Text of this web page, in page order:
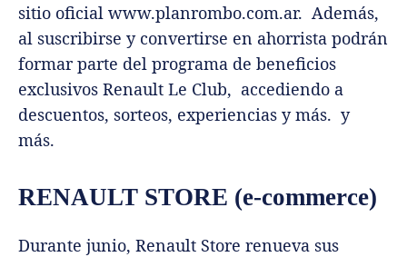
sitio oficial www.planrombo.com.ar. Además,
al suscribirse y convertirse en ahorrista podrán
formar parte del programa de beneficios
exclusivos Renault Le Club, accediendo a
descuentos, sorteos, experiencias y más. y
más.
RENAULT STORE (e-commerce)
Durante junio, Renault Store renueva sus